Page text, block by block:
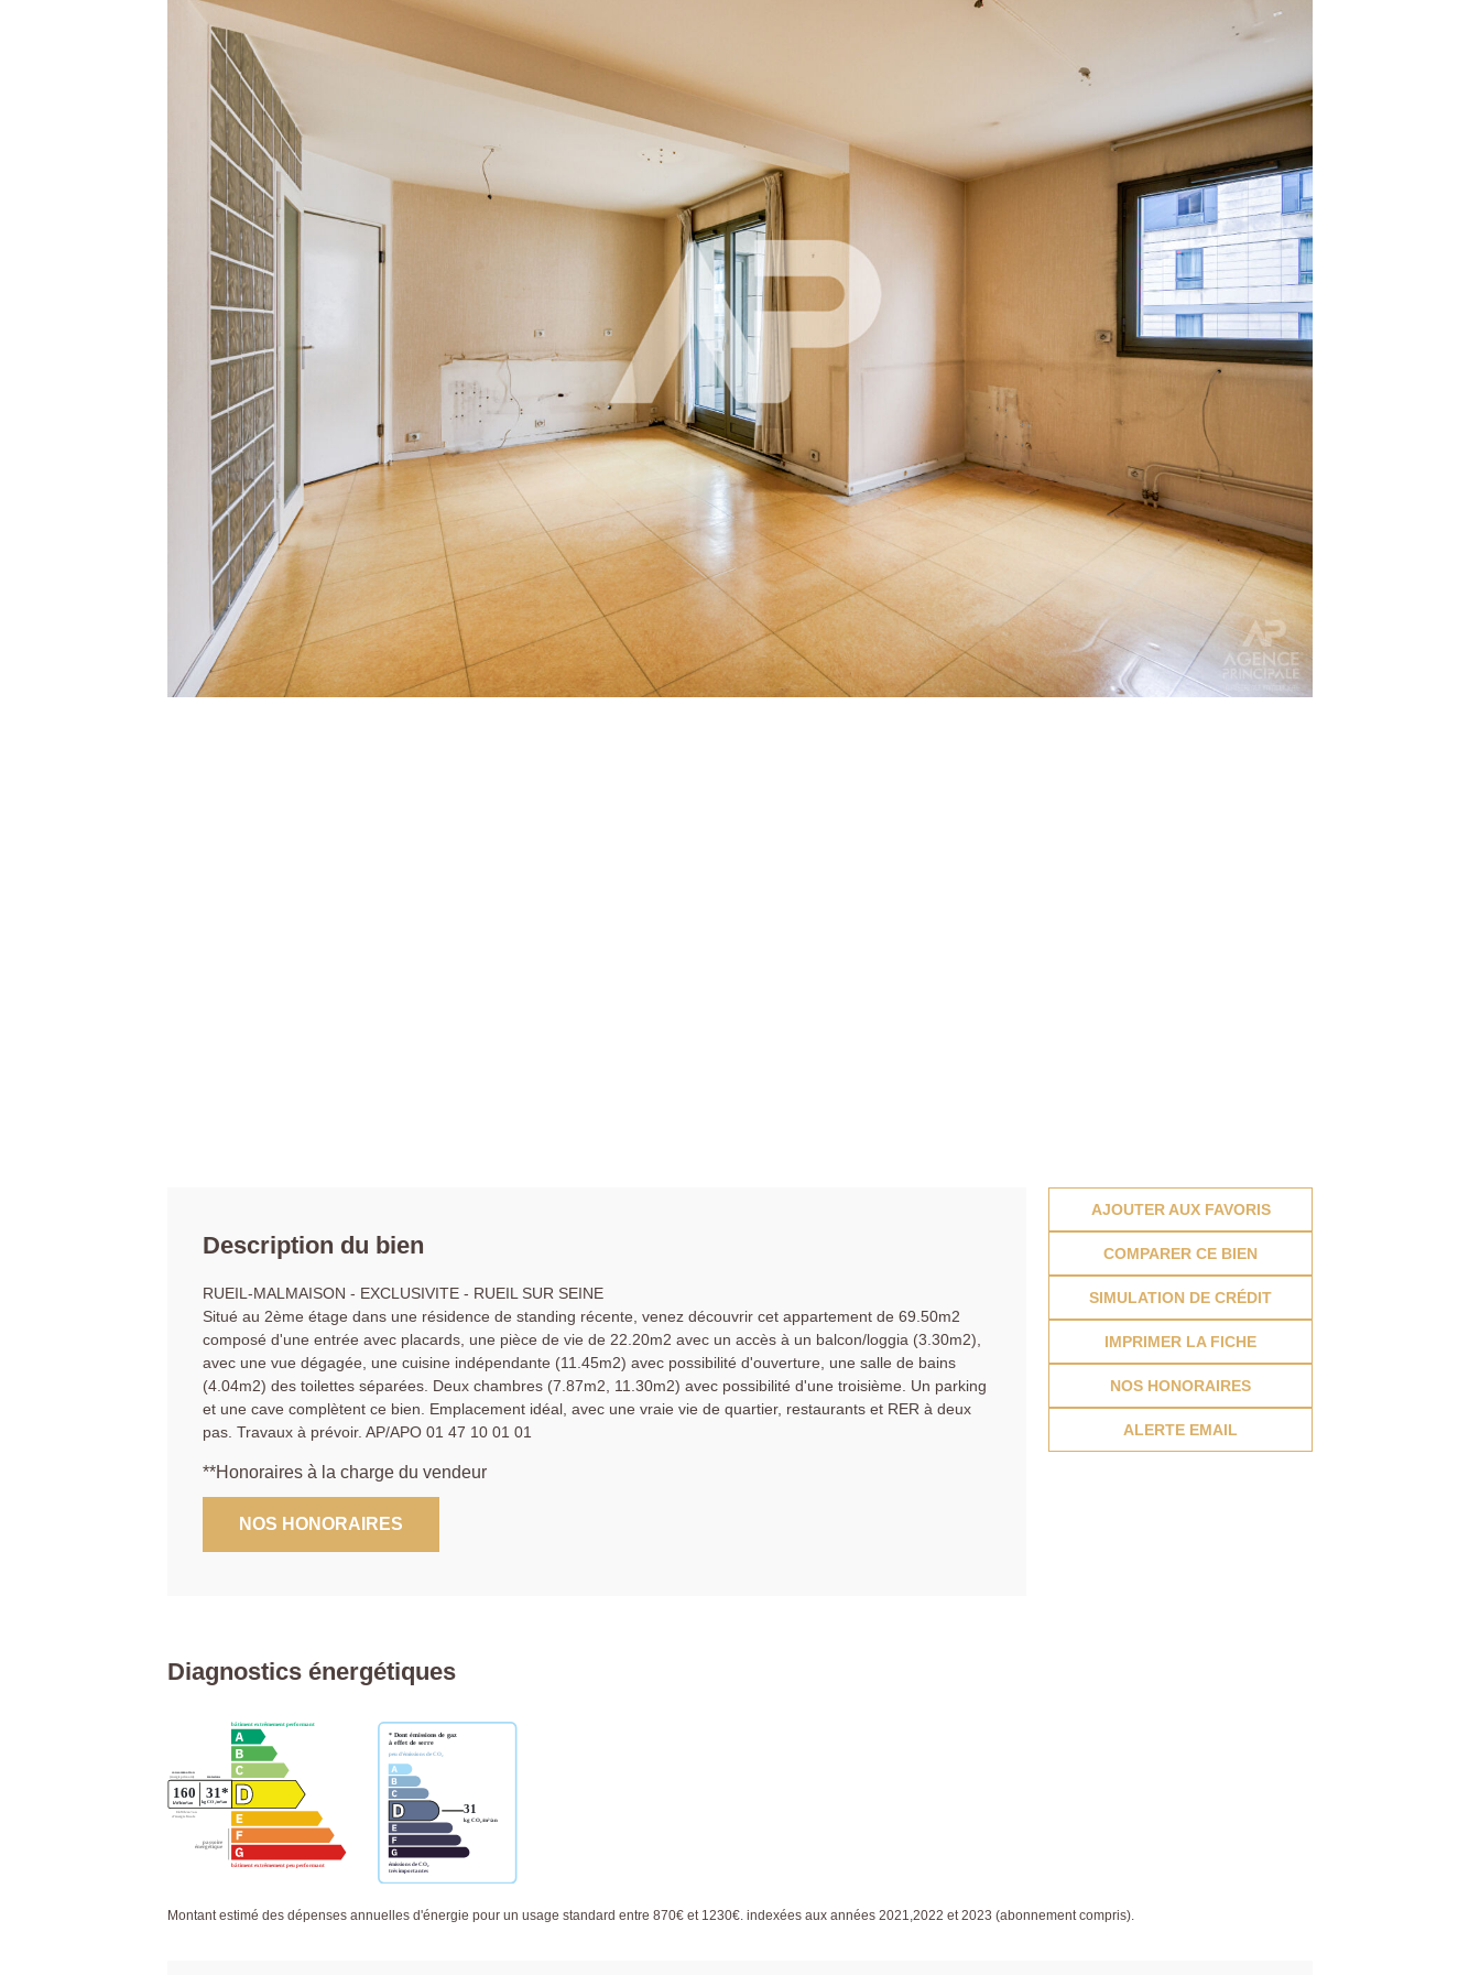
Description du bien
RUEIL-MALMAISON - EXCLUSIVITE - RUEIL SUR SEINE
Situé au 2ème étage dans une résidence de standing récente, venez découvrir cet appartement de 69.50m2
composé d'une entrée avec placards, une pièce de vie de 22.20m2 avec un accès à un balcon/loggia (3.30m2),
avec une vue dégagée, une cuisine indépendante (11.45m2) avec possibilité d'ouverture, une salle de bains
(4.04m2) des toilettes séparées. Deux chambres (7.87m2, 11.30m2) avec possibilité d'une troisième. Un parking
et une cave complètent ce bien. Emplacement idéal, avec une vraie vie de quartier, restaurants et RER à deux
pas. Travaux à prévoir. AP/APO 01 47 10 01 01
**Honoraires à la charge du vendeur
NOS HONORAIRES
AJOUTER AUX FAVORIS
COMPARER CE BIEN
SIMULATION DE CRÉDIT
IMPRIMER LA FICHE
NOS HONORAIRES
ALERTE EMAIL
Diagnostics énergétiques
Montant estimé des dépenses annuelles d'énergie pour un usage standard entre 870€ et 1230€. indexées aux années 2021,2022 et 2023 (abonnement compris).